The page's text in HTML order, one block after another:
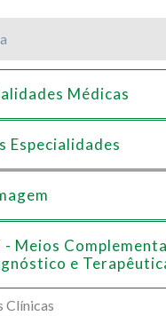
Médicas
Especialidades
- Meios
e
Clínicas